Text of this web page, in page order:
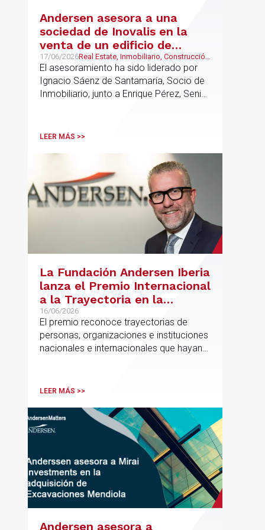
Andersen asesora a una
sociedad de Inovalis en la
venta de un edificio de
oficinas arrendado a Konecta
en Alcobendas
17/06/2026Real Estate, Inmobiliario, Construcción
y Urbanismo
El asesoramiento ha sido liderado por
Ignacio Sáenz de Santamaría, Socio de
Inmobiliario, junto a Enrique Pérez, Senior
LEER MÁS >>
La Fundación Andersen Iberia
lanza el Premio Internacional
a la Trayectoria en la
Promoción de la Educación
16/06/2026
El premio reconoce trayectorias de
personas, organizaciones e instituciones
nacionales e internacionales que hayan
innovación o la equidad educativa
LEER MÁS >>
Andersen asesora a